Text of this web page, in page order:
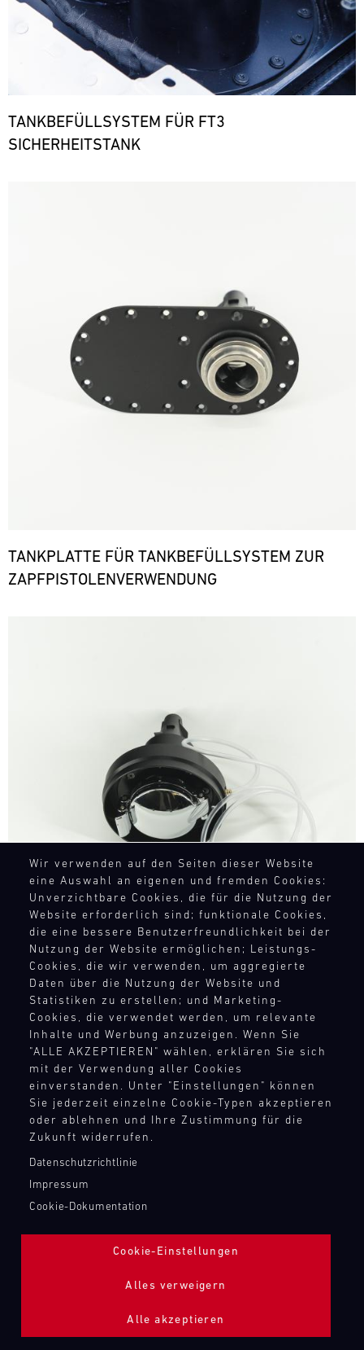
Wir verwenden auf den Seiten dieser Website
eine Auswahl an eigenen und fremden Cookies:
Unverzichtbare Cookies, die für die Nutzung der
Website erforderlich sind; funktionale Cookies,
die eine bessere Benutzerfreundlichkeit bei der
Nutzung der Website ermöglichen; Leistungs-
Cookies, die wir verwenden, um aggregierte
Daten über die Nutzung der Website und
Statistiken zu erstellen; und Marketing-
Cookies, die verwendet werden, um relevante
Inhalte und Werbung anzuzeigen. Wenn Sie
"ALLE AKZEPTIEREN" wählen, erklären Sie sich
mit der Verwendung aller Cookies
einverstanden. Unter "Einstellungen" können
Sie jederzeit einzelne Cookie-Typen akzeptieren
oder ablehnen und Ihre Zustimmung für die
Zukunft widerrufen.
Datenschutzrichtlinie
Impressum
Cookie-Dokumentation
Cookie-Einstellungen
Alles verweigern
Alle akzeptieren
TANKBEFÜLLSYSTEM FÜR FT3
SICHERHEITSTANK
TANKPLATTE FÜR TANKBEFÜLLSYSTEM ZUR
ZAPFPISTOLENVERWENDUNG
TANKBEFÜLLUNG ZAPFPISTOLE
Bild